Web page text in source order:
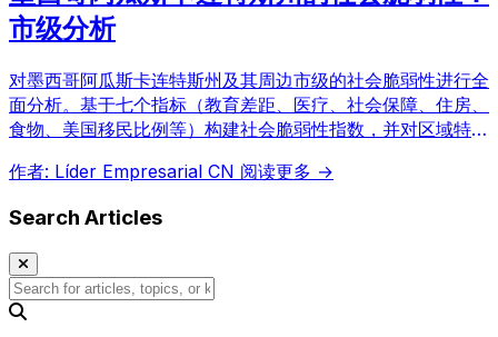
市级分析
对墨西哥阿瓜斯卡连特斯州及其周边市级的社会脆弱性进行全
面分析。基于七个指标（教育差距、医疗、社会保障、住房、
食物、美国移民比例等）构建社会脆弱性指数，并对区域特征
作者: Líder Empresarial CN 阅读更多 →
Search Articles